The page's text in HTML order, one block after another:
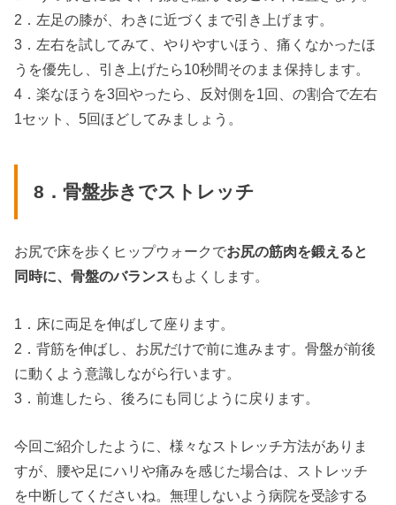
2．左足の膝が、わきに近づくまで引き上げます。
3．左右を試してみて、やりやすいほう、痛くなかったほ
うを優先し、引き上げたら10秒間そのまま保持します。
4．楽なほうを3回やったら、反対側を1回、の割合で左右
1セット、5回ほどしてみましょう。
8．骨盤歩きでストレッチ
お尻で床を歩くヒップウォークでお尻の筋肉を鍛えると
同時に、骨盤のバランス もよくします。
1．床に両足を伸ばして座ります。
2．背筋を伸ばし、お尻だけで前に進みます。骨盤が前後
に動くよう意識しながら行います。
3．前進したら、後ろにも同じように戻ります。
今回ご紹介したように、様々なストレッチ方法がありま
すが、腰や足にハリや痛みを感じた場合は、ストレッチ
を中断してくださいね。無理しないよう病院を受診する